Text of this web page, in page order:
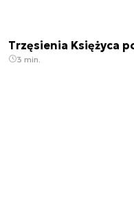
Trzęsienia Księżyca
3 min.